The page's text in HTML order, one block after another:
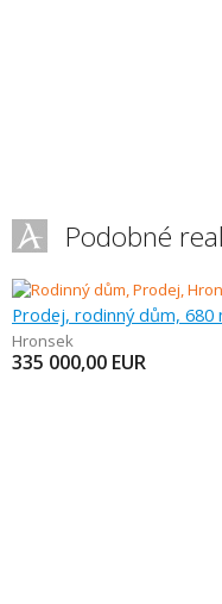
Podobné
Prodej, rodinný dům, 680
Hronsek
335 000,00 EUR